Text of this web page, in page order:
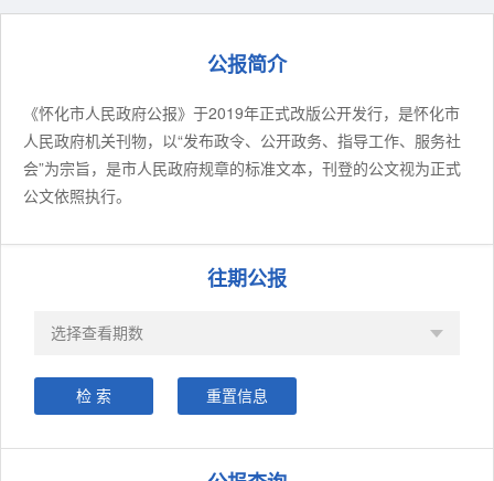
公报简介
《怀化市人民政府公报》于2019年正式改版公开发行，是怀化市
人民政府机关刊物，以“发布政令、公开政务、指导工作、服务社
会”为宗旨，是市人民政府规章的标准文本，刊登的公文视为正式
公文依照执行。
往期公报